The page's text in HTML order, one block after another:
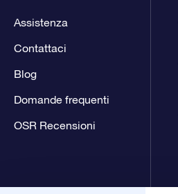
Assistenza
Contattaci
Blog
Domande frequenti
OSR Recensioni